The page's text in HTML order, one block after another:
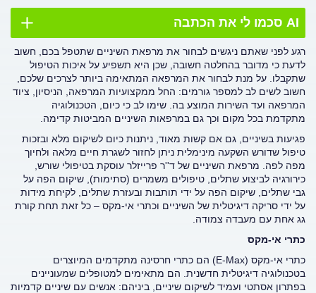
AI סכמו לי את הכתבה
רגע לפני שאתם ניגשים לבחור את מרפאת השיניים שתטפל בכם, חשוב
לדעת כי מדובר בהחלטה חשובה, שכן היא תשפיע על איכות הטיפול
שתקבלו. על מנת לבחור את המרפאה המתאימה ביותר לצרכים שלכם,
חשוב לשים לב למספר גורמים: החל ממקצועיות המרפאה, הניסיון, ציוד
המרפאה ועד השירות המוצע בה. שימו לב כי כיום, הטכנולוגיה
מתקדמת בכל מקום וכך גם במרפאות השיניים המביטות קדימה.
פגיעות בשיניים, גם אם קשות מאוד, ניתנות כיום לשיקום מלא ובזכות
טיפול שדורש השקעה מינימלית ניתן לחזור לשגרת חיים מלאה ולחיוך
מפה לפה. מרפאת השיניים של ד''ר פרייזלר עוסקת בטיפולי שורש,
כירורגיה לביצוע שתלים, טיפולים משמרים (סתימות), שיקום הפה על
גבי שתלים, שיקום הפה על ידי תותבות ובעזרת שתלים, לקיחת מידות
על ידי סריקה דיגיטלית של השיניים וכתרי אי-מקס – כל זאת תחת קורת
גג אחת עם מעבדה צמודה.
כתרי אי-מקס
כתרי אי-מקס (E-Max) הם כתרי חרסינה מתקדמים המיוצרים
בטכנולוגיה דיגיטלית חדשנית. הם מתאימים למטופלים שמעוניינים
בפתרון אסתטי ועמיד לשיקום שיניים, ביניהם: אנשים עם שיניים קדמיות